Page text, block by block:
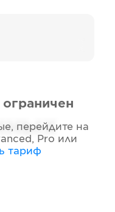
перейдите на
Pro или
тариф